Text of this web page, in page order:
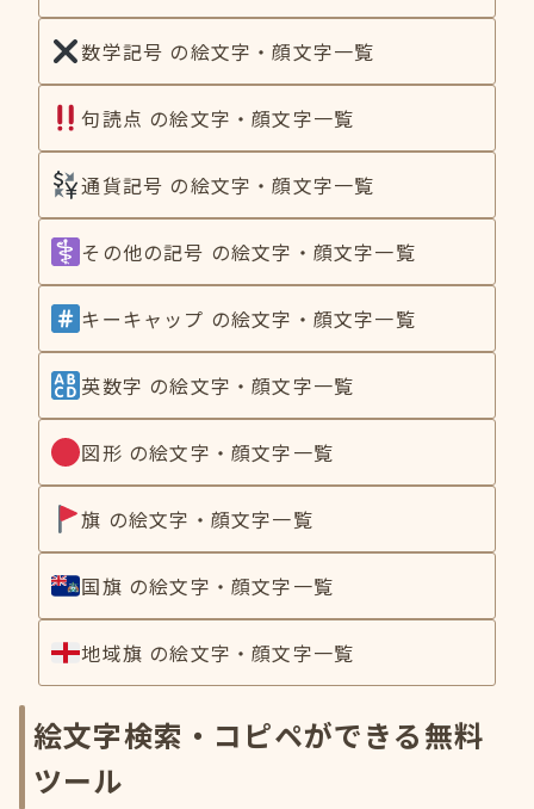
数学記号 の絵文字・顔文字一覧
句読点 の絵文字・顔文字一覧
通貨記号 の絵文字・顔文字一覧
その他の記号 の絵文字・顔文字一覧
キーキャップ の絵文字・顔文字一覧
英数字 の絵文字・顔文字一覧
図形 の絵文字・顔文字一覧
旗 の絵文字・顔文字一覧
国旗 の絵文字・顔文字一覧
地域旗 の絵文字・顔文字一覧
絵文字検索・コピペができる無料
ツール